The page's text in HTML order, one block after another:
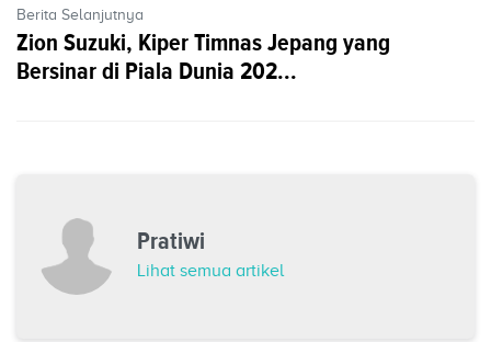
Berita Selanjutnya
Zion Suzuki, Kiper Timnas Jepang yang
Bersinar di Piala Dunia 202...
Pratiwi
Lihat semua artikel